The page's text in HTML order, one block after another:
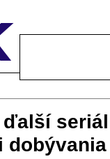
ďalší